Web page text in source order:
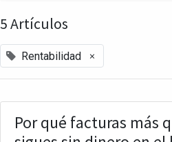
5 Artículos
Rentabilidad ×
Por qué facturas más